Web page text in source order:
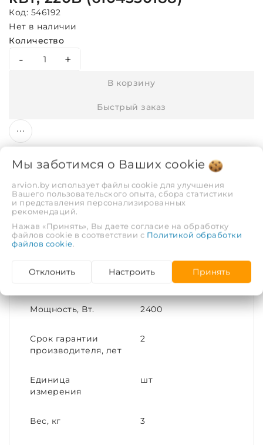
Код: 546192
Нет в наличии
Количество
- +
В корзину
Быстрый заказ
Описание Отзывы
AQ IND FC
Мощность, Вт. 2400
Срок гарантии
производителя, лет
2
Единица
измерения
шт
Вес, кг 3
Мы заботимся о Ваших cookie
arvion.by использует файлы cookie для улучшения
Вашего пользовательского опыта, сбора статистики
и представления персонализированных
рекомендаций.
Нажав «Принять», Вы даете согласие на обработку
файлов cookie в соответствии с Политикой обработки
файлов cookie.
Отклонить Настроить Принять